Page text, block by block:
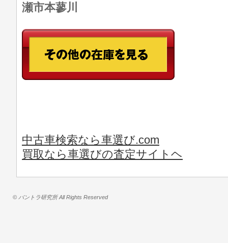
瀬市本蓼川
中古車検索なら車選び.com
買取なら車選びの査定サイトヘ
© バントラ研究所 All Rights Reserved